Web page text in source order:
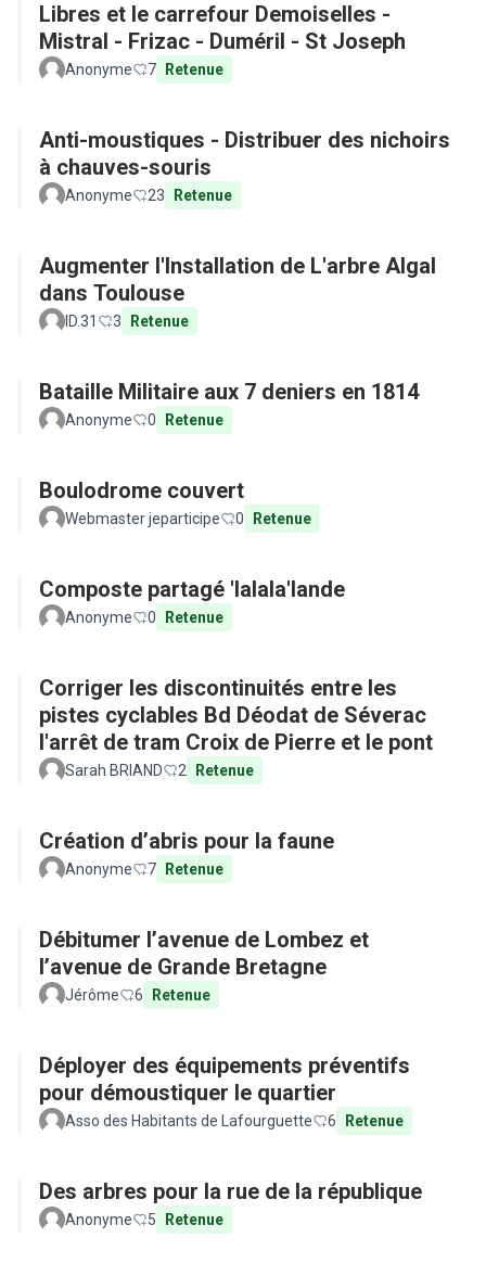
Libres et le carrefour Demoiselles -
Mistral - Frizac - Duméril - St Joseph
Anonyme 7 Retenue
Anti-moustiques - Distribuer des nichoirs
à chauves-souris
Anonyme 23 Retenue
Augmenter l'Installation de L'arbre Algal
dans Toulouse
ID.31 3 Retenue
Bataille Militaire aux 7 deniers en 1814
Anonyme 0 Retenue
Boulodrome couvert
Webmaster jeparticipe 0 Retenue
Composte partagé 'lalala'lande
Anonyme 0 Retenue
Corriger les discontinuités entre les
pistes cyclables Bd Déodat de Séverac
l'arrêt de tram Croix de Pierre et le pont
Sarah BRIAND 2 Retenue
Création d’abris pour la faune
Anonyme 7 Retenue
Débitumer l’avenue de Lombez et
l’avenue de Grande Bretagne
Jérôme 6 Retenue
Déployer des équipements préventifs
pour démoustiquer le quartier
Asso des Habitants de Lafourguette 6 Retenue
Des arbres pour la rue de la république
Anonyme 5 Retenue